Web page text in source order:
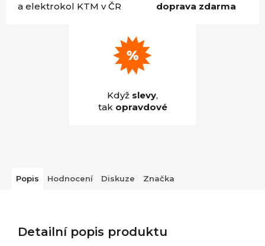
a elektrokol KTM v ČR
doprava zdarma
Když slevy,
tak opravdové
Popis Hodnocení Diskuze Značka
Detailní popis produktu